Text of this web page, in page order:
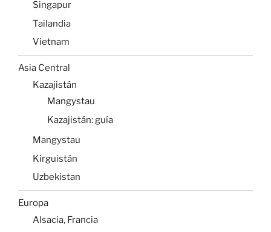
Singapur
Tailandia
Vietnam
Asia Central
Kazajistán
Mangystau
Kazajistán: guía
Mangystau
Kirguistán
Uzbekistan
Europa
Alsacia, Francia